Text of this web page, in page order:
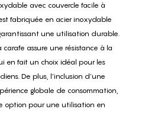
avec couvercle facile à
fabriquée en acier inoxydable
une utilisation durable.
assure une résistance à la
en fait un choix idéal pour les
De plus, l’inclusion d’une
globale de consommation,
option pour une utilisation en